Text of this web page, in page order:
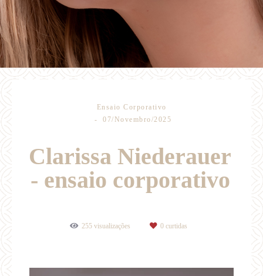
Ensaio Corporativo
07/Novembro/2025
Clarissa Niederauer
- ensaio corporativo
255 visualizações 0 curtidas